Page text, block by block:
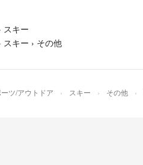
スキー
スキー › その他
ーツ/アウトドア スキー その他